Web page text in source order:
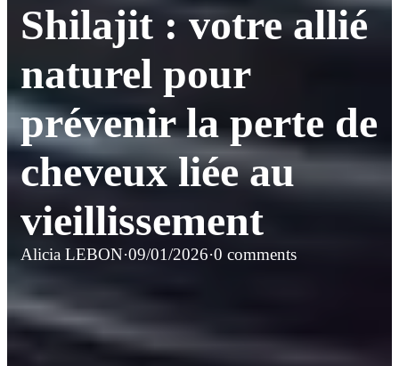
Shilajit : votre allié
naturel pour
prévenir la perte de
cheveux liée au
vieillissement
Alicia LEBON·09/01/2026·0 comments